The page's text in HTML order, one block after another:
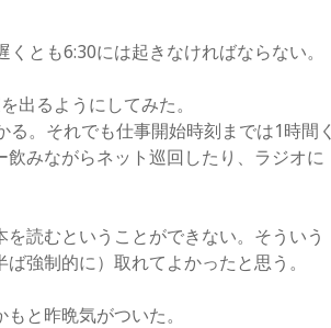
とも6:30には起きなければならない。
出るようにしてみた。
。それでも仕事開始時刻までは1時間く
みながらネット巡回したり、ラジオに
読むということができない。そういう
強制的に）取れてよかったと思う。
と昨晩気がついた。